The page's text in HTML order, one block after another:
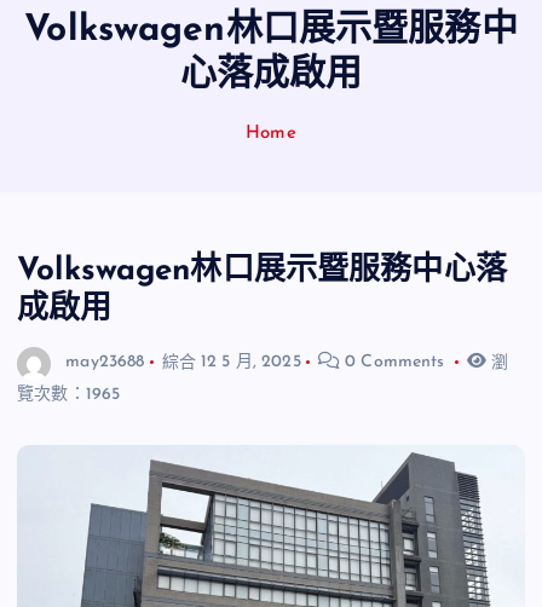
Volkswagen林口展示暨服務中
心落成啟用
Home
Volkswagen林口展示暨服務中心落
成啟用
may23688 綜合 12 5 月, 2025 0 Comments
瀏
覽次數：1965